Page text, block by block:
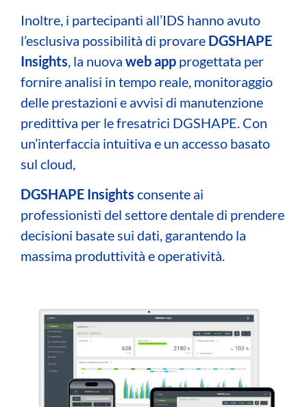
Inoltre, i partecipanti all’IDS hanno avuto
l’esclusiva possibilità di provare DGSHAPE
Insights, la nuova web app progettata per
fornire analisi in tempo reale, monitoraggio
delle prestazioni e avvisi di manutenzione
predittiva per le fresatrici DGSHAPE. Con
un’interfaccia intuitiva e un accesso basato
sul cloud,
DGSHAPE Insights consente ai
professionisti del settore dentale di prendere
decisioni basate sui dati, garantendo la
massima produttività e operatività.